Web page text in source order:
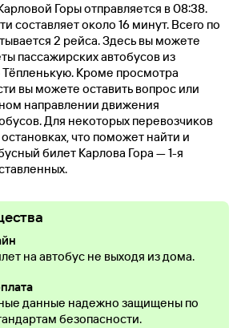
Горы отправляется в 08:38.
составляет около 16 минут. Всего по
2 рейса. Здесь вы можете
пассажирских автобусов из
Тёпленькую. Кроме просмотра
вы можете оставить вопрос или
направлении движения
Для некоторых перевозчиков
что поможет найти и
билет Карлова Гора — 1-я
на автобус не выходя из дома.
данные надежно защищены по
безопасности.